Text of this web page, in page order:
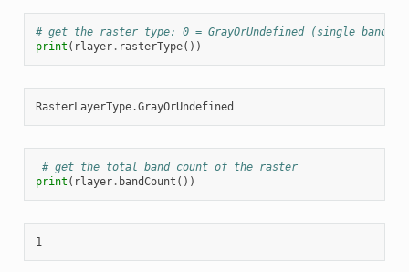
# get the raster type: 0 = GrayOrUndefined (single
print ( rlayer. rasterType())
# get the total band count of the raster
print ( rlayer. bandCount ())
1